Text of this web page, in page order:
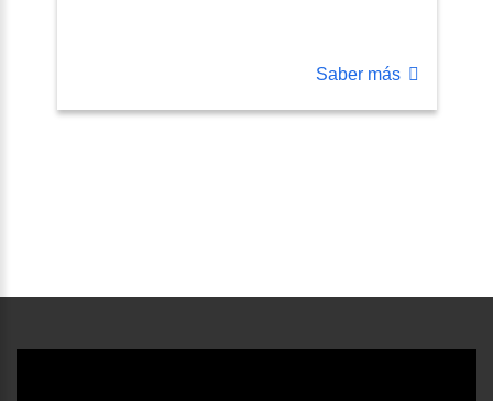
Saber más